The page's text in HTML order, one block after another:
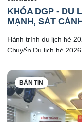
KHÓA DGP - DU
MẠNH, SÁT
Hành trình du lịch hè
Chuyến Du lịch hè
BẢN TIN